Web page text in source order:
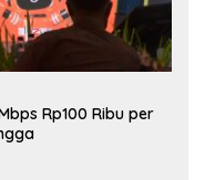
Rp100 Ribu per